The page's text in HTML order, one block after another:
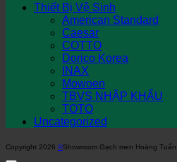
Thiết Bị Vệ Sinh
American Standard
Caesar
COTTO
Dorico Korea
INAX
Mowoen
TBVS NHẬP KHẨU
TOTO
Uncategorized
Copyright 2026 ©Showroom Gạch men Hoàng